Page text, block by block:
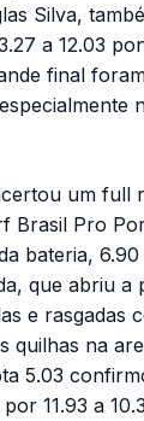
Silva,
a 12.03
final
um full
Brasil Pro
bateria,
que abriu a
e rasgadas
quilhas na
5.03
11.93 a